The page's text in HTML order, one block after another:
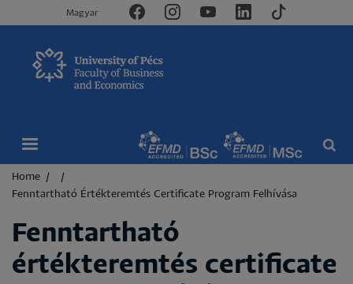
Magyar
Breadcrumb
Home
Fenntartható Értékteremtés Certificate Program Felhívása
Fenntartható
értékteremtés certificate